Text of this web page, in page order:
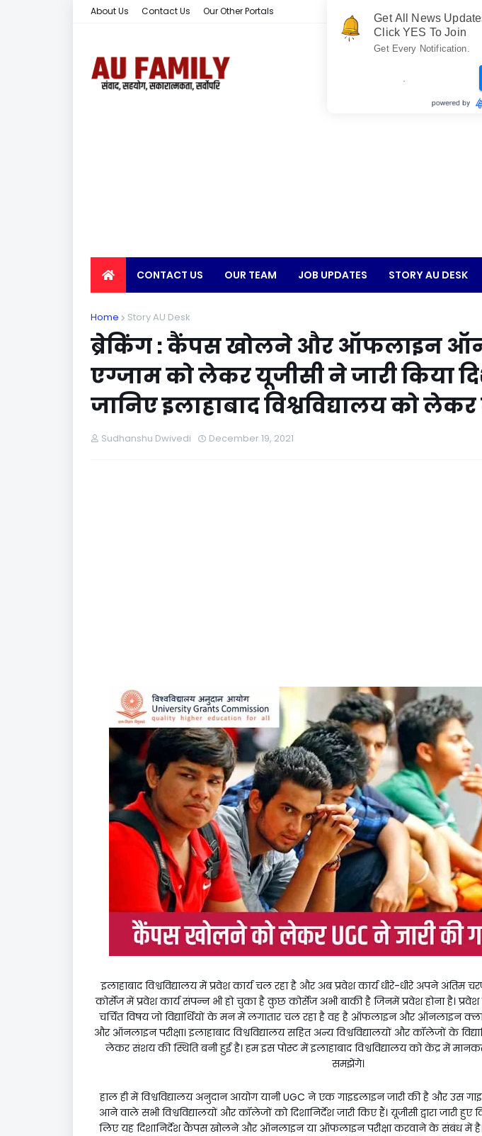
About Us Contact Us Our Other Portals
CONTACT US OUR TEAM JOB UPDATES STORY AU DESK
EARN MONEY
Home Story AU Desk
ब्रेकिंग : कैंपस खोलने और ऑफलाइन
एग्जाम को लेकर यूजीसी ने जारी किया
जानिए इलाहाबाद विश्वविद्यालय को
Sudhanshu Dwivedi December 19, 2021
इलाहाबाद विश्वविद्यालय में प्रवेश कार्य चल रहा है और अब प्रवेश कार्य धीरे-धीरे अपने
कोर्सेज में प्रवेश कार्य संपन्न भी हो चुका है कुछ कोर्सेज अभी बाकी है जिनमें प्रवेश होना है।
चर्चित विषय जो विद्यार्थियों के मन में लगातार चल रहा है वह है ऑफलाइन और ऑनलाइन
और ऑनलाइन परीक्षा। इलाहाबाद विश्वविद्यालय सहित अन्य विश्वविद्यालयों और कॉलेजों के
लेकर संशय की स्थिति बनी हुई है। हम इस पोस्ट में इलाहाबाद विश्वविद्यालय को केंद्र में
समझेंगे।
हाल ही में विश्वविद्यालय अनुदान आयोग यानी UGC ने एक गाइडलाइन जारी की है और उस
आने वाले सभी विश्वविद्यालयों और कॉलेजों को दिशानिर्देश जारी किए हैं। यूजीसी द्वारा जारी
लिए यह दिशानिर्देश कैंपस खोलने और ऑनलाइन या ऑफलाइन परीक्षा करवाने के संबंध में है।
Get All News
Click YES To Join
Get Every Notification.